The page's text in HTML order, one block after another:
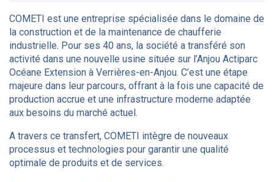
COMETI est une entreprise spécialisée dans le domaine de
la construction et de la maintenance de chaufferie
industrielle. Pour ses 40 ans, la société a transféré son
activité dans une nouvelle usine située sur l’Anjou Actiparc
Océane Extension à Verrières-en-Anjou. C’est une étape
majeure dans leur parcours, offrant à la fois une capacité de
production accrue et une infrastructure moderne adaptée
aux besoins du marché actuel.
A travers ce transfert, COMETI intègre de nouveaux
processus et technologies pour garantir une qualité
optimale de produits et de services.